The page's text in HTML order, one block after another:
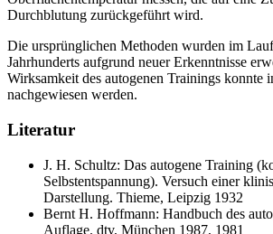
Durchblutung zurückgeführt wird.
Die ursprünglichen Methoden wurden im
Jahrhunderts aufgrund neuer Erkenntnisse
Wirksamkeit des autogenen Trainings konnte
nachgewiesen werden.
Literatur
J. H. Schultz: Das autogene Training
Selbstentspannung). Versuch einer
Darstellung. Thieme, Leipzig 1932
Bernt H. Hoffmann: Handbuch des
Auflage. dtv, München 1987, 1981